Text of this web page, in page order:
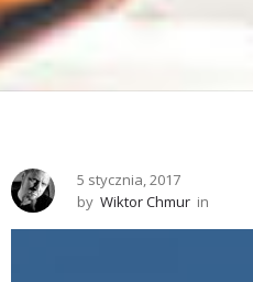
5 stycznia, 2017
by Wiktor Chmur in